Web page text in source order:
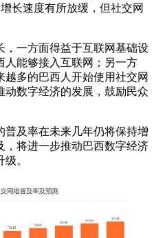
长速度有所放缓，但社交网
一方面得益于互联网基础设
人能够接入互联网；另一方
多的巴西人开始使用社交网
数字经济的发展，鼓励民众
及率在未来几年仍将保持增
，将进一步推动巴西数字经济
。